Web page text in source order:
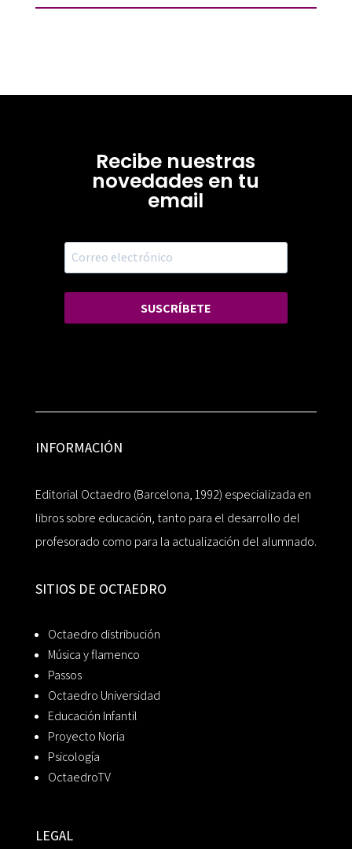
Recibe nuestras
novedades en tu
email
SUSCRÍBETE
INFORMACIÓN
Editorial Octaedro (Barcelona, 1992) especializada en
libros sobre educación, tanto para el desarrollo del
profesorado como para la actualización del alumnado.
SITIOS DE OCTAEDRO
Octaedro distribución
Música y flamenco
Passos
Octaedro Universidad
Educación Infantil
Proyecto Noria
Psicología
OctaedroTV
LEGAL